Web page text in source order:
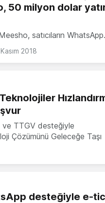
50 milyon dolar
satıcıların
2018
TTGV desteğiyle
Çözümünü Geleceğe Taşı
desteğiyle e-